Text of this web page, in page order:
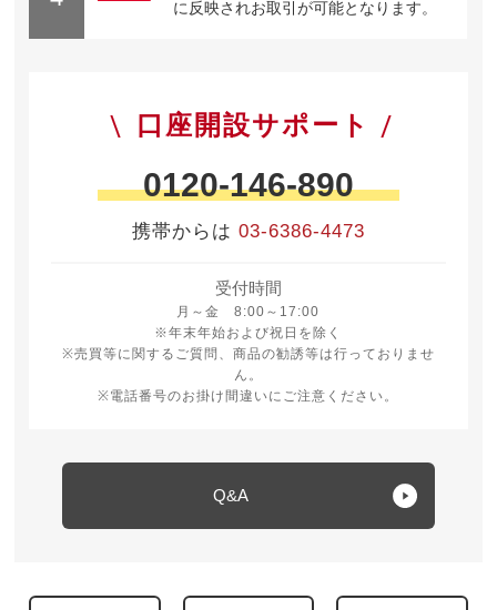
に反映されお取引が可能となります。
口座開設サポート
0120-146-890
携帯からは 03-6386-4473
受付時間
月～金 8:00～17:00
月曜日から金曜日 8時から17時
※年末年始および祝日を除く
※売買等に関するご質問、商品の勧誘等は行っておりませ
ん。
※電話番号のお掛け間違いにご注意ください。
Q&A